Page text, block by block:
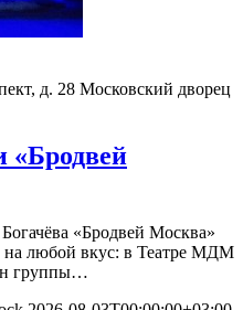
д. 28 Московский дворец
«Бродвей Москва»
на любой вкус: в Театре МДМ
группы…